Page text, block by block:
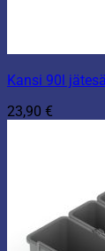
Kansi 90l
23,90 €